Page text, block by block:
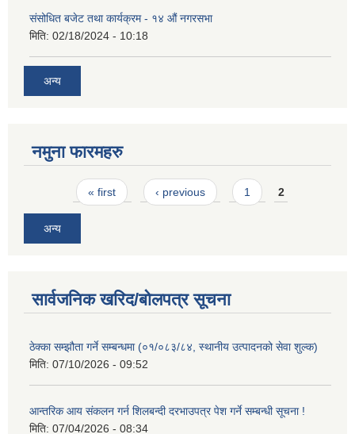
संसोधित बजेट तथा कार्यक्रम - १४ औं नगरसभा
मिति: 02/18/2024 - 10:18
अन्य
नमुना फारमहरु
Pages« first ‹ previous 1 2
अन्य
सार्वजनिक खरिद/बोलपत्र सूचना
ठेक्का सम्झौता गर्ने सम्बन्धमा (०१/०८३/८४, स्थानीय उत्पादनको सेवा शुल्क)
मिति: 07/10/2026 - 09:52
आन्तरिक आय संकलन गर्न शिलबन्दी दरभाउपत्र पेश गर्ने सम्बन्धी सूचना !
मिति: 07/04/2026 - 08:34